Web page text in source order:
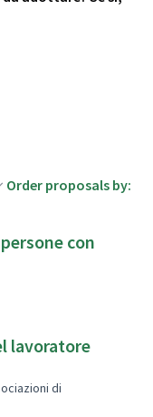
Order proposals by:
con
lavoratore
di